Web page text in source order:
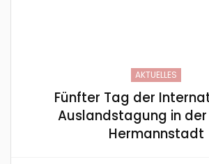
AKTUELLES
Fünfter Tag der
Auslandstagung in der
Hermannstadt